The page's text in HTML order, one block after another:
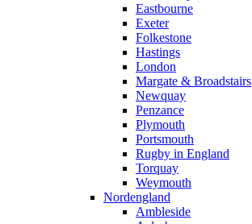
Eastbourne
Exeter
Folkestone
Hastings
London
Margate & Broadstairs
Newquay
Penzance
Plymouth
Portsmouth
Rugby in England
Torquay
Weymouth
Nordengland
Ambleside